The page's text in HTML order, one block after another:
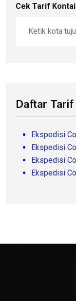
Cek Tarif
Daftar
Ekspedisi
Ekspedisi
Ekspedisi
Ekspedisi